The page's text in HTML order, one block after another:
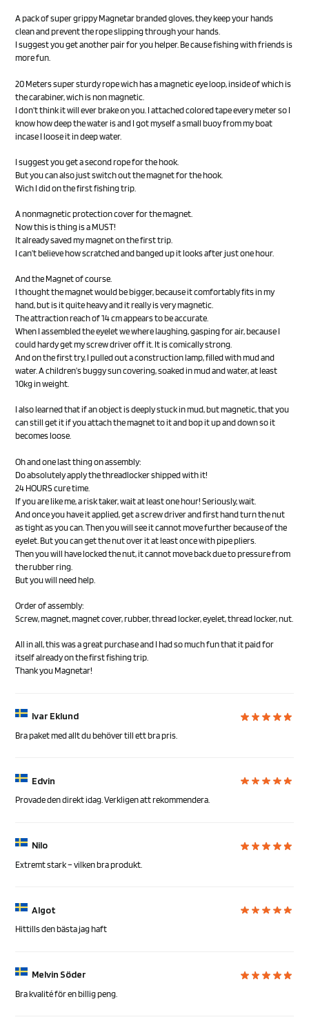
A pack of super grippy Magnetar branded gloves, they keep your hands
clean and prevent the rope slipping through your hands.
I suggest you get another pair for you helper. Be cause fishing with friends is
more fun.
20 Meters super sturdy rope wich has a magnetic eye loop, inside of which is
the carabiner, wich is non magnetic.
I don’t think it will ever brake on you. I attached colored tape every meter so I
know how deep the water is and I got myself a small buoy from my boat
incase I loose it in deep water.
I suggest you get a second rope for the hook.
But you can also just switch out the magnet for the hook.
Wich I did on the first fishing trip.
A nonmagnetic protection cover for the magnet.
Now this is thing is a MUST!
It already saved my magnet on the first trip.
I can’t believe how scratched and banged up it looks after just one hour.
And the Magnet of course.
I thought the magnet would be bigger, because it comfortably fits in my
hand, but is it quite heavy and it really is very magnetic.
The attraction reach of 14 cm appears to be accurate.
When I assembled the eyelet we where laughing, gasping for air, because I
could hardy get my screw driver off it. It is comically strong.
And on the first try, I pulled out a construction lamp, filled with mud and
water. A children’s buggy sun covering, soaked in mud and water, at least
10kg in weight.
I also learned that if an object is deeply stuck in mud, but magnetic, that you
can still get it if you attach the magnet to it and bop it up and down so it
becomes loose.
Oh and one last thing on assembly:
Do absolutely apply the threadlocker shipped with it!
24 HOURS cure time.
If you are like me, a risk taker, wait at least one hour! Seriously, wait.
And once you have it applied, get a screw driver and first hand turn the nut
as tight as you can. Then you will see it cannot move further because of the
eyelet. But you can get the nut over it at least once with pipe pliers.
Then you will have locked the nut, it cannot move back due to pressure from
the rubber ring.
But you will need help.
Order of assembly:
Screw, magnet, magnet cover, rubber, thread locker, eyelet, thread locker, nut.
All in all, this was a great purchase and I had so much fun that it paid for
itself already on the first fishing trip.
Thank you Magnetar!
Ivar Eklund
Bra paket med allt du behöver till ett bra pris.
Edvin
Provade den direkt idag. Verkligen att rekommendera.
Nilo
Extremt stark – vilken bra produkt.
Algot
Hittills den bästa jag haft
Melvin Söder
Bra kvalité för en billig peng.